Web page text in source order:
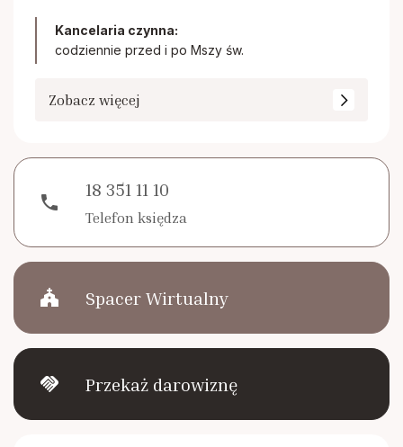
Kancelaria czynna:
codziennie przed i po Mszy św.
Zobacz więcej
phone
18 351 11 10
Telefon księdza
church Spacer Wirtualny
handshake Przekaż darowiznę